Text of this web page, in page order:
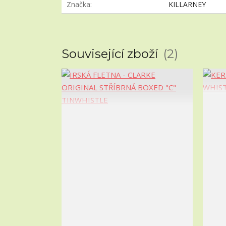
Značka KILLARNEY
Související zboží 2